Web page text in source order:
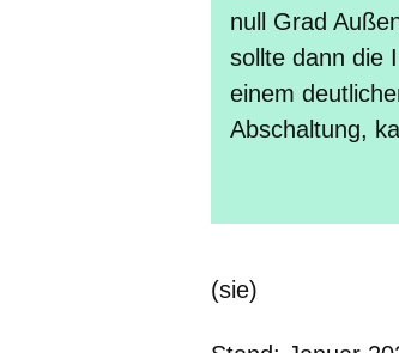
null Grad
sollte dann die
einem
Abschaltung,
(sie)